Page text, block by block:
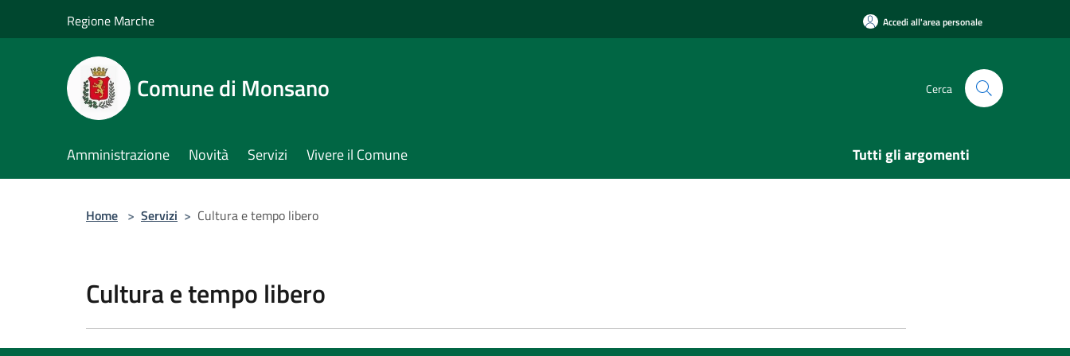
Regione Marche Accedi all'area personale
Comune di Monsano Cerca
Amministrazione Novità Servizi Vivere il Comune Tutti gli argomenti
Home > Servizi > Cultura e tempo libero
Cultura e tempo libero